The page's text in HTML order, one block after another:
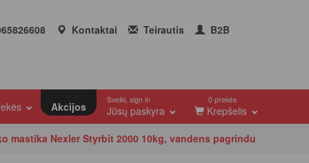
Kontaktai Teirautis B2B
Akcijos
Sveiki, sign in
Jūsų paskyra
0 prekės
Krepšelis
mastika Nexler Styrbit 2000 10kg, vandens pagrindu